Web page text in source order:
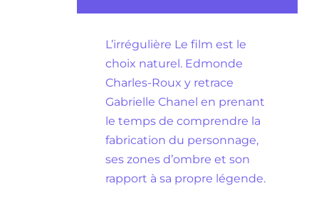
L’irrégulière Le film est le
choix naturel. Edmonde
Charles-Roux y retrace
Gabrielle Chanel en prenant
le temps de comprendre la
fabrication du personnage,
ses zones d’ombre et son
rapport à sa propre légende.